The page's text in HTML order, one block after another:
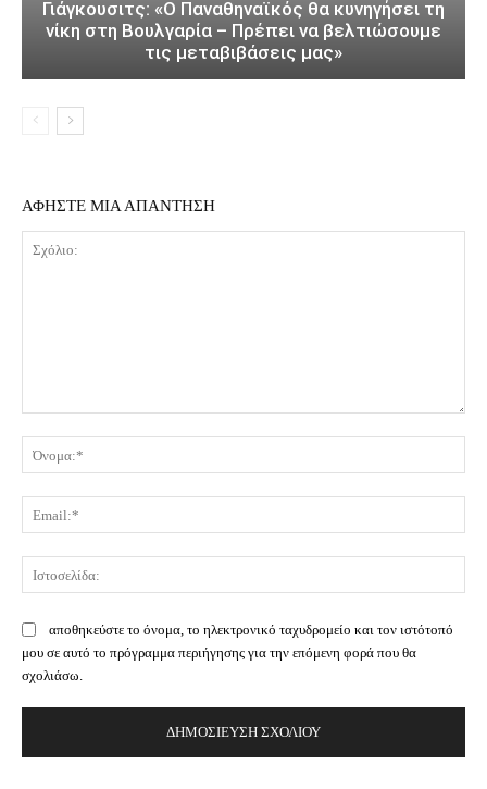
Γιάγκουσιτς: «Ο Παναθηναϊκός θα κυνηγήσει τη
νίκη στη Βουλγαρία – Πρέπει να βελτιώσουμε
τις μεταβιβάσεις μας»
ΑΦΗΣΤΕ ΜΙΑ ΑΠΑΝΤΗΣΗ
αποθηκεύστε το όνομα, το ηλεκτρονικό ταχυδρομείο και τον ιστότοπό
μου σε αυτό το πρόγραμμα περιήγησης για την επόμενη φορά που θα
σχολιάσω.